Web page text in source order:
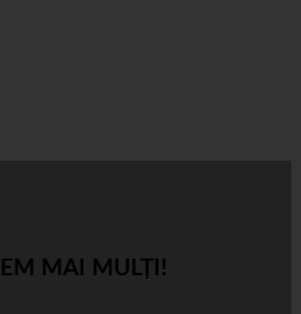
MAI MULȚI!